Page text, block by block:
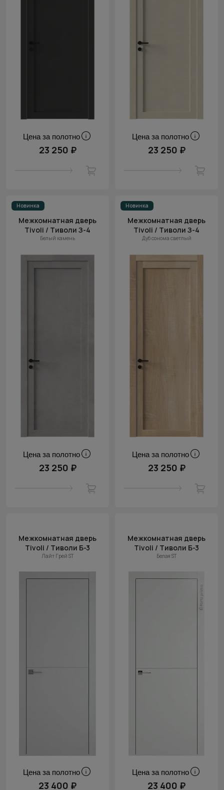
Цена за полотно
23 250 ₽
Цена за полотно
23 250 ₽
Новинка
Межкомнатная дверь
Tivoli / Тиволи З-4
Белый камень
Цена за полотно
23 250 ₽
Новинка
Межкомнатная дверь
Tivoli / Тиволи З-4
Дуб сонома светлый
Цена за полотно
23 250 ₽
Межкомнатная дверь
Tivoli / Тиволи Б-3
Лайт Грей ST
Цена за полотно
23 400 ₽
Межкомнатная дверь
Tivoli / Тиволи Б-3
Белая ST
Цена за полотно
23 400 ₽